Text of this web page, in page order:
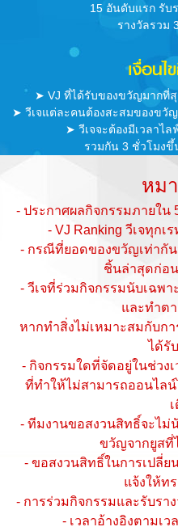
15 อันดับแรก รับ
รางวัลรวม
เงื่อน
➤ VJ ที่ได้รับของขวัญมากที่
➤ วีเจแต่ละคนต้องสะสมของขวั
➤ วีเจจะต้องมีเวลาไ
รวมกัน 3 ชั่วโมงขึ้
หม
- ประกาศผลกิจกรรมภายใน
- VJ Ranking วีเจทุก
- กรณีที่ยอดของขวัญเท่ากั
ชิ้นล่าสุดก่อ
- วีเจที่ร่วมกิจกรรมนับเฉพ
และทำต
หากทำสิ่งไม่เหมาะสมกับก
ได้รั
- กิจกรรมใดที่จัดอยู่ในช่วง
ที่ทำให้ไม่สามารถออนไล
- ทีมงานขอสงวนสิทธิ์จะไม่
ขวัญจากยูสที่
- ขอสงวนสิทธิ์ในการเปลี่ย
แจ้งให้ท
- การร่วมกิจกรรมและรับรา
- เวลาอ้างอิงตามเ